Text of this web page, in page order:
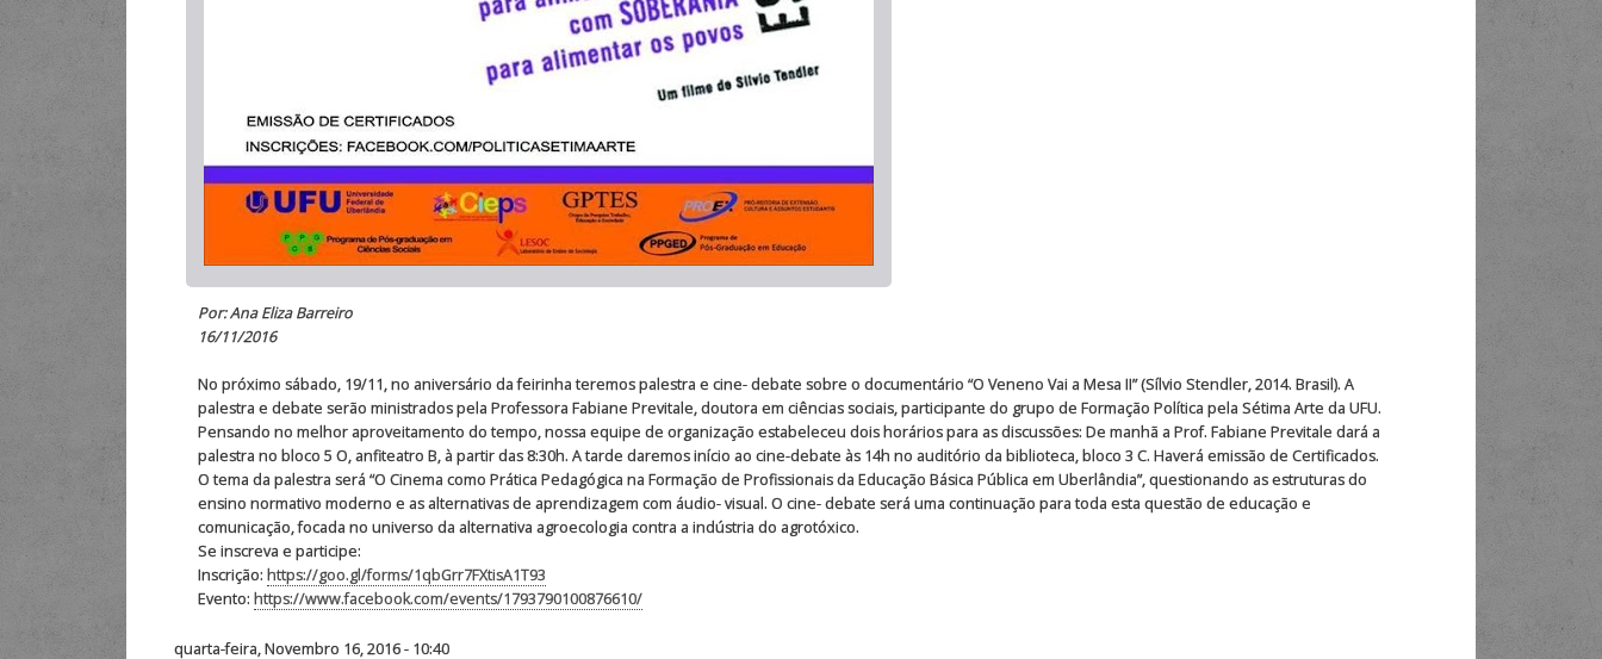
Por: Ana Eliza Barreiro
16/11/2016
No próximo sábado, 19/11, no aniversário da feirinha teremos palestra e cine- debate sobre o documentário “O Veneno Vai a Mesa II” (Sílvio Stendler, 2014. Brasil). A
palestra e debate serão ministrados pela Professora Fabiane Previtale, doutora em ciências sociais, participante do grupo de Formação Política pela Sétima Arte da UFU.
Pensando no melhor aproveitamento do tempo, nossa equipe de organização estabeleceu dois horários para as discussões: De manhã a Prof. Fabiane Previtale dará a
palestra no bloco 5 O, anfiteatro B, à partir das 8:30h. A tarde daremos início ao cine-debate às 14h no auditório da biblioteca, bloco 3 C. Haverá emissão de Certificados.
O tema da palestra será “O Cinema como Prática Pedagógica na Formação de Profissionais da Educação Básica Pública em Uberlândia”, questionando as estruturas do
ensino normativo moderno e as alternativas de aprendizagem com áudio- visual. O cine- debate será uma continuação para toda esta questão de educação e
comunicação, focada no universo da alternativa agroecologia contra a indústria do agrotóxico.
Se inscreva e participe:
Inscrição: https://goo.gl/forms/1qbGrr7FXtisA1T93
Evento: https://www.facebook.com/events/1793790100876610/
quarta-feira, Novembro 16, 2016 - 10:40